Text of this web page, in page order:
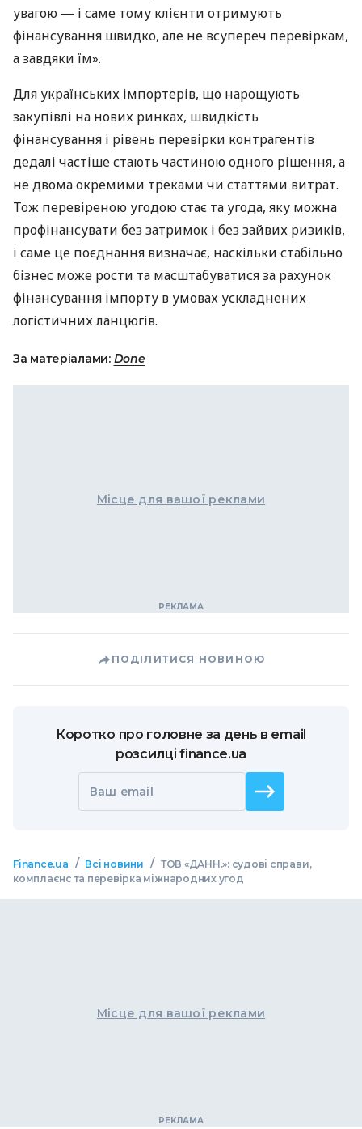
увагою — і саме тому клієнти отримують
фінансування швидко, але не всупереч перевіркам,
а завдяки їм».
Для українських імпортерів, що нарощують
закупівлі на нових ринках, швидкість
фінансування і рівень перевірки контрагентів
дедалі частіше стають частиною одного рішення, а
не двома окремими треками чи статтями витрат.
Тож перевіреною угодою стає та угода, яку можна
профінансувати без затримок і без зайвих ризиків,
і саме це поєднання визначає, наскільки стабільно
бізнес може рости та масштабуватися за рахунок
фінансування імпорту в умовах ускладнених
логістичних ланцюгів.
За матеріалами: Done
Місце для вашої реклами
ПОДІЛИТИСЯ НОВИНОЮ
Коротко про головне за день в email
розсилці finance.ua
Ваш email
Finance.ua / Всі новини / ТОВ «ДАНН.»: судові справи,
комплаєнс та перевірка міжнародних угод
Місце для вашої реклами